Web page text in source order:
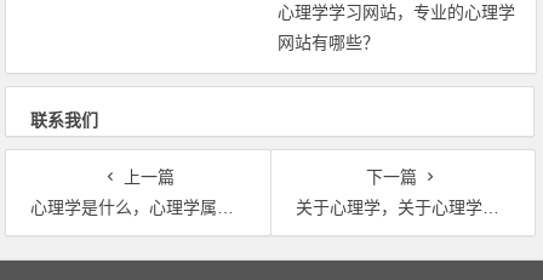
心理学学习网站，专业的心理学
网站有哪些？
联系我们
上一篇
心理学是什么，心理学属于什么……？
下一篇
关于心理学，关于心理学的大学
文章导航